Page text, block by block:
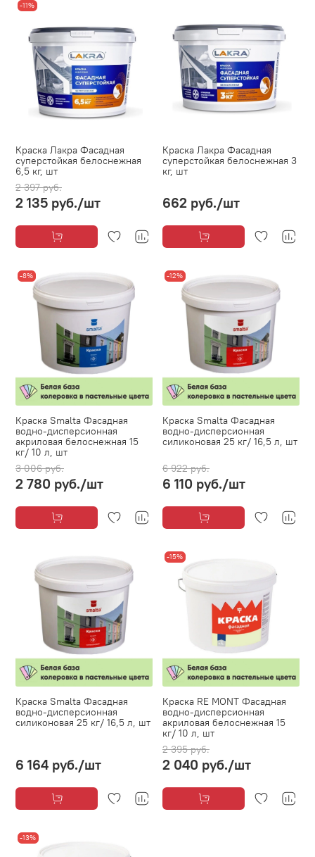
-11%
Краска Лакра Фасадная
суперстойкая белоснежная
6,5 кг, шт
2 397 руб.
2 135 руб./шт
Краска Лакра Фасадная
суперстойкая белоснежная 3
кг, шт
662 руб./шт
-8%
Краска Smalta Фасадная
водно-дисперсионная
акриловая белоснежная 15
кг/ 10 л, шт
3 006 руб.
2 780 руб./шт
-12%
Краска Smalta Фасадная
водно-дисперсионная
силиконовая 25 кг/ 16,5 л, шт
6 922 руб.
6 110 руб./шт
Краска Smalta Фасадная
водно-дисперсионная
силиконовая 25 кг/ 16,5 л, шт
6 164 руб./шт
-15%
Краска RE MONT Фасадная
водно-дисперсионная
акриловая белоснежная 15
кг/ 10 л, шт
2 395 руб.
2 040 руб./шт
-13%